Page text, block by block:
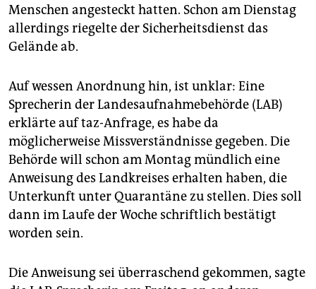
Menschen angesteckt hatten. Schon am Dienstag
allerdings riegelte der Sicherheitsdienst das
Gelände ab.
Auf wessen Anordnung hin, ist unklar: Eine
Sprecherin der Landesaufnahmebehörde (LAB)
erklärte auf taz-Anfrage, es habe da
möglicherweise Missverständnisse gegeben. Die
Behörde will schon am Montag mündlich eine
Anweisung des Landkreises erhalten haben, die
Unterkunft unter Quarantäne zu stellen. Dies soll
dann im Laufe der Woche schriftlich bestätigt
worden sein.
Die Anweisung sei überraschend gekommen, sagte